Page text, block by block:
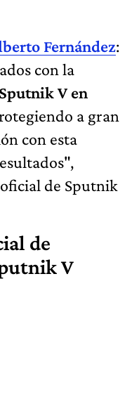
Fernández:
con la
V en
a gran
con esta
de Sputnik
de
V